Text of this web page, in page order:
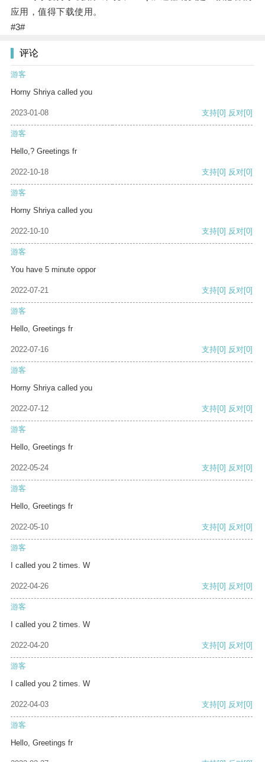
应用，值得下载使用。
#3#
评论
游客
Horny Shriya called you
2023-01-08 支持[0] 反对[0]
游客
Hello,? Greetings fr
2022-10-18 支持[0] 反对[0]
游客
Horny Shriya called you
2022-10-10 支持[0] 反对[0]
游客
You have 5 minute oppor
2022-07-21 支持[0] 反对[0]
游客
Hello, Greetings fr
2022-07-16 支持[0] 反对[0]
游客
Horny Shriya called you
2022-07-12 支持[0] 反对[0]
游客
Hello, Greetings fr
2022-05-24 支持[0] 反对[0]
游客
Hello, Greetings fr
2022-05-10 支持[0] 反对[0]
游客
I called you 2 times. W
2022-04-26 支持[0] 反对[0]
游客
I called you 2 times. W
2022-04-20 支持[0] 反对[0]
游客
I called you 2 times. W
2022-04-03 支持[0] 反对[0]
游客
Hello, Greetings fr